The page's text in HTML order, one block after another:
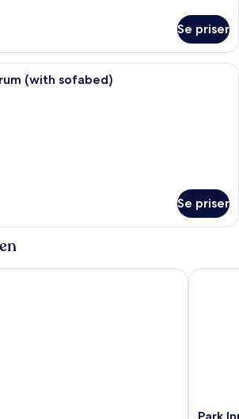
Se priser
Ett hotellrum med två sängar, ett
(with sofabed)
Se priser
Park
Park Inn